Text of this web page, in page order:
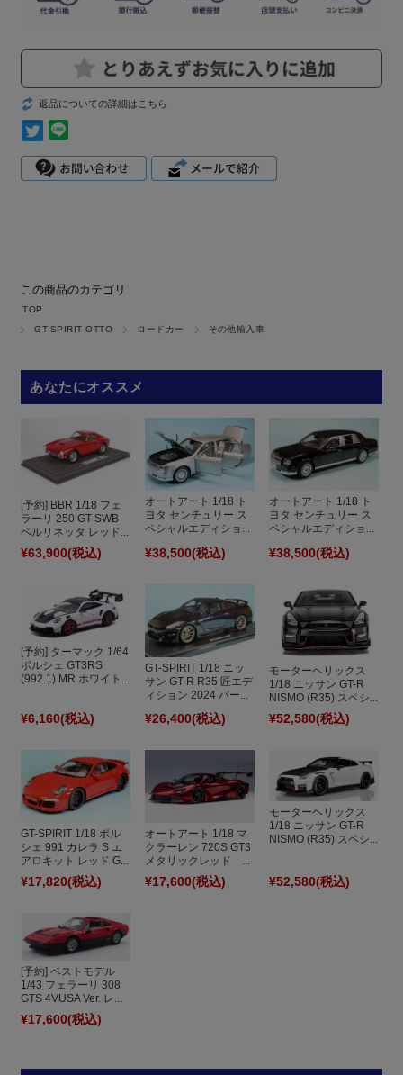
返品についての詳細はこちら
この商品のカテゴリ
TOP
GT-SPIRIT OTTO
ロードカー その他輸入車
あなたにオススメ
[予約] BBR 1/18 フェ
ラーリ 250 GT SWB
ベルリネッタ レッド...
¥63,900(税込)
オートアート 1/18 ト
ヨタ センチュリー ス
ペシャルエディショ...
¥38,500(税込)
オートアート 1/18 ト
ヨタ センチュリー ス
ペシャルエディショ...
¥38,500(税込)
[予約] ターマック 1/64
ポルシェ GT3RS
(992.1) MR ホワイト...
¥6,160(税込)
GT-SPIRIT 1/18 ニッ
サン GT-R R35 匠エデ
ィション 2024 パー...
¥26,400(税込)
モーターヘリックス
1/18 ニッサン GT-R
NISMO (R35) スペシ...
¥52,580(税込)
GT-SPIRIT 1/18 ポル
シェ 991 カレラ S エ
アロキット レッド G...
¥17,820(税込)
オートアート 1/18 マ
クラーレン 720S GT3
メタリックレッド ...
¥17,600(税込)
モーターヘリックス
1/18 ニッサン GT-R
NISMO (R35) スペシ...
¥52,580(税込)
[予約] ベストモデル
1/43 フェラーリ 308
GTS 4VUSA Ver. レ...
¥17,600(税込)